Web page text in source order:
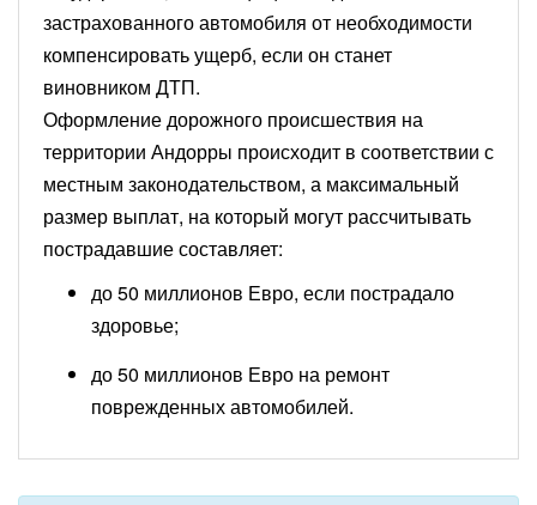
застрахованного автомобиля от необходимости
компенсировать ущерб, если он станет
виновником ДТП.
Оформление дорожного происшествия на
территории Андорры происходит в соответствии с
местным законодательством, а максимальный
размер выплат, на который могут рассчитывать
пострадавшие составляет:
до 50 миллионов Евро, если пострадало
здоровье;
до 50 миллионов Евро на ремонт
поврежденных автомобилей.